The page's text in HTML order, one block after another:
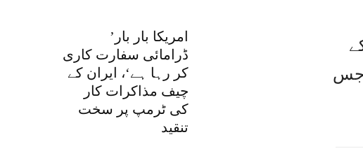
’امریکا بار بار
ڈرامائی سفارت کاری
کر رہا ہے‘، ایران کے
چیف مذاکرات کار
کی ٹرمپ پر سخت
تنقید
جس